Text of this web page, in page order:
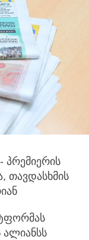
პრემიერის
თავდასხმის
ალიანსს